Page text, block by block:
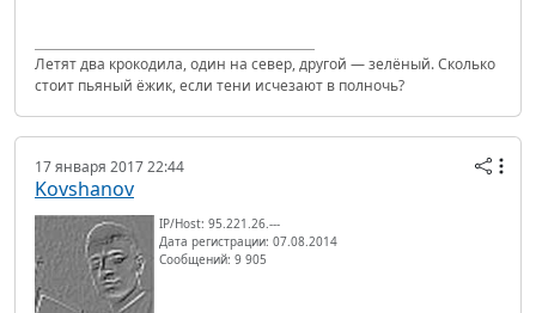
Летят два крокодила, один на север, другой — зелёный. Сколько
стоит пьяный ёжик, если тени исчезают в полночь?
17 января 2017 22:44
Kovshanov
IP/Host: 95.221.26.---
Дата регистрации: 07.08.2014
Сообщений: 9 905